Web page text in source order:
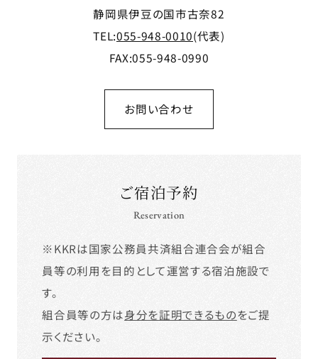
静岡県伊豆の国市古奈82
TEL:055-948-0010(代表)
FAX:055-948-0990
お問い合わせ
ご宿泊予約
Reservation
※KKRは国家公務員共済組合連合会が組合
員等の利用を目的として運営する宿泊施設で
す。
組合員等の方は身分を証明できるものをご提
示ください。